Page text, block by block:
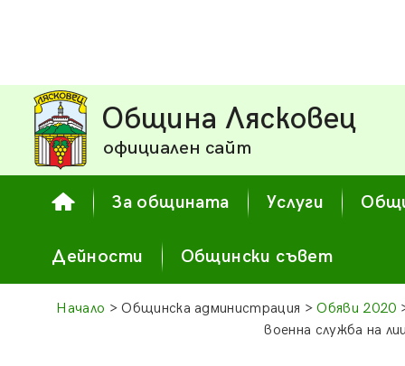
Община Лясковец
официален сайт
За общината Услуги
Дейности Общински съвет
Начало > Общинска администрация >Обяви 2020
военна служба на